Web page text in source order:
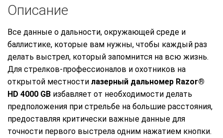
Описание
Все данные о дальности, окружающей среде и
баллистике, которые вам нужны, чтобы каждый раз
делать выстрел, который запомнится на всю жизнь.
Для стрелков-профессионалов и охотников на
открытой местности лазерный дальномер Razor®
HD 4000 GB избавляет от необходимости делать
предположения при стрельбе на большие расстояния,
предоставляя критически важные данные для
точности первого выстрела одним нажатием кнопки.